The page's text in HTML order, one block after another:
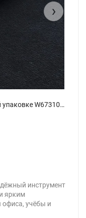
Ручка гелевая Werkel в подарочной упаковке W673108 - фото
›
инструмент
ярким
учёбы и